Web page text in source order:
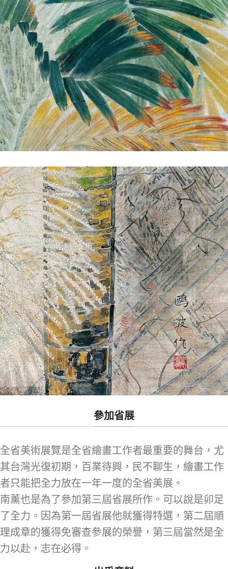
參加省展
全省美術展覽是全省繪畫工作者最重要的舞台，尤
其台灣光復初期，百業待興，民不聊生，繪畫工作
者只能把全力放在一年一度的全省美展。
南薰也是為了參加第三屆省展所作。可以說是卯足
了全力。因為第一屆省展他就獲得特選，第二屆順
理成章的獲得免審查參展的榮譽，第三屆當然是全
力以赴，志在必得。